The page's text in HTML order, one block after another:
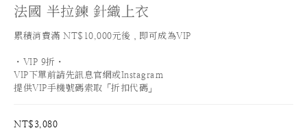
法國 半拉鍊 針織上衣
累積消費滿 NT$10,000元後，即可成為VIP
・VIP 9折・
VIP下單前請先訊息官網或Instagram
提供VIP手機號碼索取「折扣代碼」
NT$3,080